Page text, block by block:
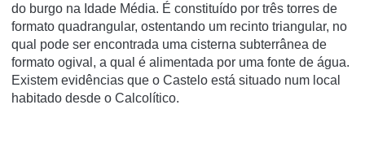
do burgo na Idade Média. É constituído por três torres de
formato quadrangular, ostentando um recinto triangular, no
qual pode ser encontrada uma cisterna subterrânea de
formato ogival, a qual é alimentada por uma fonte de água.
Existem evidências que o Castelo está situado num local
habitado desde o Calcolítico.